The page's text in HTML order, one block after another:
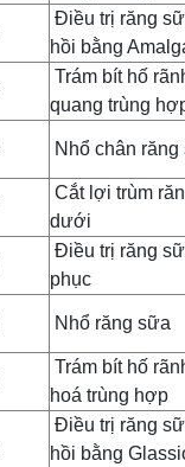
Điều trị răng
hồi bằng
Trám bít hố
quang trùng
Nhổ chân
Cắt lợi trùm
dưới
Điều trị răng
phục
Nhổ răng sữa
Trám bít hố
hoá trùng hợp
Điều trị răng
hồi bằng